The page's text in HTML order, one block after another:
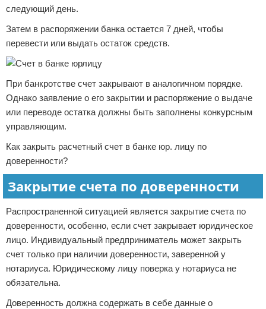
следующий день.
Затем в распоряжении банка остается 7 дней, чтобы
перевести или выдать остаток средств.
При банкротстве счет закрывают в аналогичном порядке.
Однако заявление о его закрытии и распоряжение о выдаче
или переводе остатка должны быть заполнены конкурсным
управляющим.
Как закрыть расчетный счет в банке юр. лицу по
доверенности?
Закрытие счета по доверенности
Распространенной ситуацией является закрытие счета по
доверенности, особенно, если счет закрывает юридическое
лицо. Индивидуальный предприниматель может закрыть
счет только при наличии доверенности, заверенной у
нотариуса. Юридическому лицу поверка у нотариуса не
обязательна.
Доверенность должна содержать в себе данные о